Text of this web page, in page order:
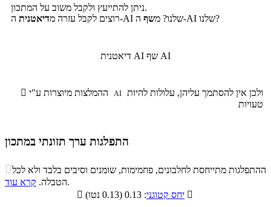
ניתן להתייעץ ולקבל משוב על המתכון.
רוצים לקבל עזרה מדיאטנית ה-AI שלנו? משף ה-AI שלנו?
דיאטנית AI שף AI
 AI
טעויות
התפלגות ערך תזונתי במתכון
התפלגות ערך תזונתי במתכון
סיבים
תזונתיים
שומנים חלבונים
10.9% 77.5%
ההתפלגות מתייחסת לחלבונים, פחמימות, שומנים וסיבים בלבד ולא לכל
הטבלה. קרא עוד
.

יחס קטוגני 